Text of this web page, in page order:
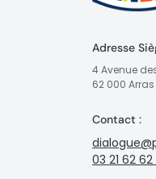
Adresse
4 Avenue
62 000 Arras
Contact :
03 21 62